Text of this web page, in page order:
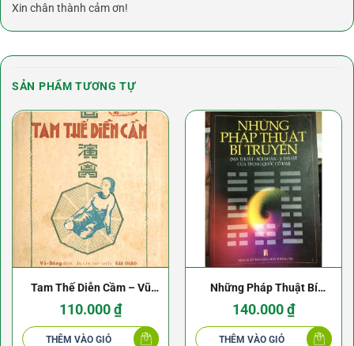
Xin chân thành cảm ơn!
SẢN PHẨM TƯƠNG TỰ
Tam Thế Diễn Cầm – Vũ
Đăng dịch (1940)
110.000₫
THÊM VÀO GIỎ
Những Pháp Thuật Bí
Truyền Của Trung Quốc Cổ
Đại – Trần Đỉnh
140.000₫
THÊM VÀO GIỎ